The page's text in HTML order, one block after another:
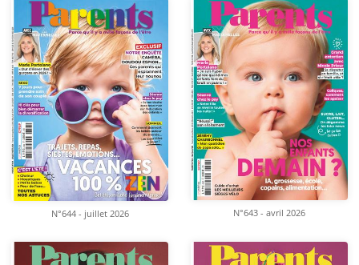
N°644 - juillet 2026 N°643 - avril 2026